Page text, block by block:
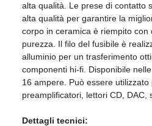
alta qualità. Le prese di contatto
alta qualità per garantire la
corpo in ceramica è riempito con
purezza. Il filo del fusibile è
alluminio per un trasferimento
componenti hi-fi. Disponibile
16 ampere. Può essere
preamplificatori, lettori CD, DAC,
Dettagli tecnici: